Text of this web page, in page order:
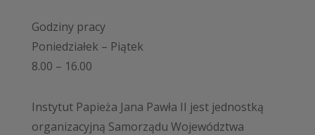
Godziny pracy
Poniedziałek – Piątek
8.00 – 16.00
Instytut Papieża Jana Pawła II jest jednostką
organizacyjną Samorządu Województwa